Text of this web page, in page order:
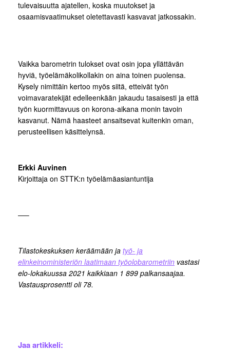
tulevaisuutta ajatellen, koska muutokset ja
osaamisvaatimukset oletettavasti kasvavat jatkossakin.
Vaikka barometrin tulokset ovat osin jopa yllättävän
hyviä, työelämäkolikollakin on aina toinen puolensa.
Kysely nimittäin kertoo myös siitä, etteivät työn
voimavaratekijät edelleenkään jakaudu tasaisesti ja että
työn kuormittavuus on korona-aikana monin tavoin
kasvanut. Nämä haasteet ansaitsevat kuitenkin oman,
perusteellisen käsittelynsä.
Erkki Auvinen
Kirjoittaja on STTK:n työelämäasiantuntija
—–
Tilastokeskuksen keräämään ja työ- ja
elinkeinoministeriön laatimaan työolobarometriin vastasi
elo-lokakuussa 2021 kaikkiaan 1 899 palkansaajaa.
Vastausprosentti oli 78.
Jaa artikkeli: